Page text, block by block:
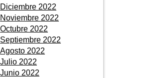
Diciembre 2022
Noviembre 2022
Octubre 2022
Septiembre 2022
Agosto 2022
Julio 2022
Junio 2022